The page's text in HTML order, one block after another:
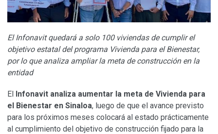
El Infonavit quedará a solo 100 viviendas de cumplir el
objetivo estatal del programa Vivienda para el Bienestar,
por lo que analiza ampliar la meta de construcción en la
entidad
El Infonavit analiza aumentar la meta de Vivienda para
el Bienestar en Sinaloa, luego de que el avance previsto
para los próximos meses colocará al estado prácticamente
al cumplimiento del objetivo de construcción fijado para la